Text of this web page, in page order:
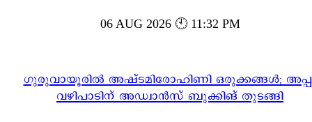
06 AUG 2026 🕙 11:32 PM
ഗുരുവായൂരിൽ അഷ്ടമിരോഹിണി ഒരുക്കങ്ങൾ;
വഴിപാടിന് അഡ്വാൻസ് ബുക്കിങ് തുടങ്ങി